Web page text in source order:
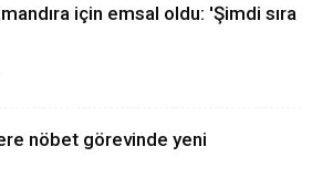
için emsal oldu: 'Şimdi sıra
nöbet görevinde yeni